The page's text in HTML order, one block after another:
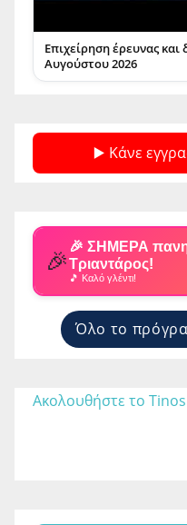
Επιχείρηση έρευνας
Αυγούστου 2026
▶️ Κάνε
🎉
🎉 ΣΗΜΕΡΑ
Τριαντάρος!
🎵 Καλό γλέντι!
Όλο το
Ακολουθήστε το